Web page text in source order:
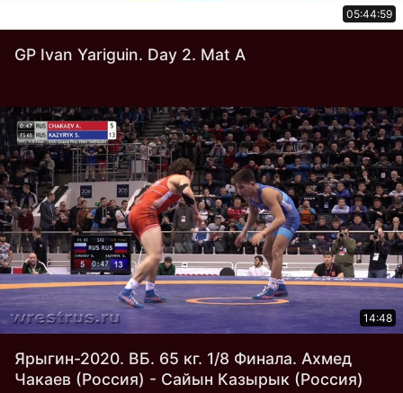
05:44:59
GP Ivan Yariguin. Day 2. Mat A
14:48
Ярыгин-2020. ВБ. 65 кг. 1/8 Финала. Ахмед
Чакаев (Россия) - Сайын Казырык (Россия)